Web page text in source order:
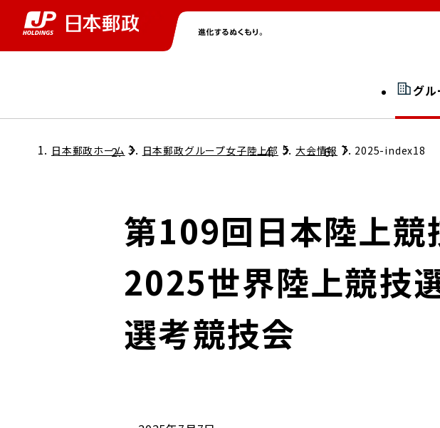
グル
グループ情報トップ
コンダクト向上の取組み
社長室通信
JP 改革実行委員会
広告ギャラリー
株主・投資家情報トップ
個人投資家のみなさまへ
ニューストップ
サステナビリティトップ
担当役員メッセージ
サステナビリティマネジメント
持続可能な金融のフレームワーク
開示情報検索 外部
採用情報トップ
日本郵政ホーム 日本郵政グループ女子陸上部 大会情報 2025-index18
第109回日本陸上競
2025世界陸上競技
選考競技会